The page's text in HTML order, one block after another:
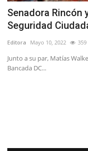
Senadora Rincón
Seguridad
Editora Mayo 10, 2022 359
Junto a su par, Matías
Bancada DC...